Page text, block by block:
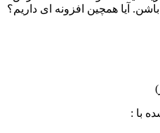
آیا همچین افزونه ای داریم؟
با :